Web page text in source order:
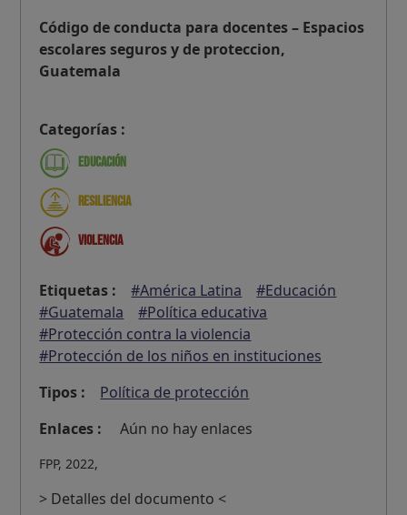
Código de conducta para docentes – Espacios
escolares seguros y de proteccion,
Guatemala
Categorías :
Educación
Resiliencia
Violencia
Etiquetas : #América Latina
#Educación
#Guatemala
#Política educativa
#Protección contra la violencia
#Protección de los niños en instituciones
Tipos :
Política de protección
Enlaces :
Aún no hay enlaces
FPP, 2022,
> Detalles del documento <